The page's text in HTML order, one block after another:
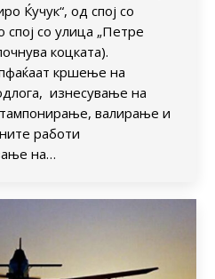
Ќучук“, од спој со
спој со улица „Петре
коцката).
кршење на
изнесување на
валирање и
работи
на…